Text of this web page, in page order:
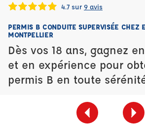
4.7 sur 9 avis
PERMIS B CONDUITE SUPERVISÉE CHEZ
MONTPELLIER
Dès vos 18 ans, gagnez
et en expérience pour
permis B en toute